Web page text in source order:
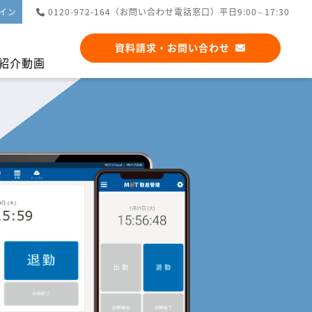
ン 0120-972-164（お問い合わせ電話窓口）平日9:00∼17:30
プリ連携
介動画
資料請求・お問い合わせ